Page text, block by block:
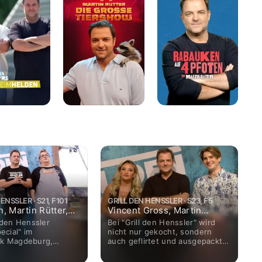
-
die
grosse
Tiershow
Pfoten
Martin
Rütter
· S21, F101
Martin Rütter,
Henssler
im
Magdeburg,
GRILL DEN HENSSLER · S23, F5
Vincent Gross, Martin
Rütter, Evelyn Bur
Bei "Grill den Henssler" wird
nicht nur gekocht, sondern
auch geflirtet und ausgepackt: